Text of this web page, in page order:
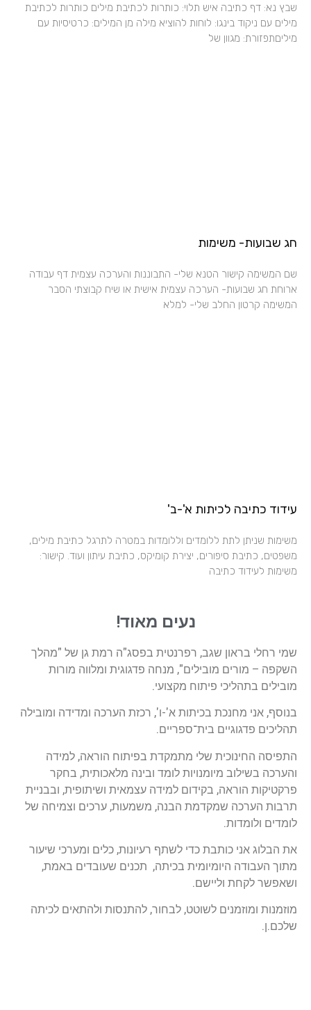
שבץ נא: דף כתיבה איש תלוי: כותרות לכתיבת מילים כותרות לכתיבת
מילים עם ניקוד בינגו: לוחות להוציא מילה מן המילים: כרטיסיות עם
מיליםתפזורת: מגוון של
חג שבועות- משימות
שם המשימה קישור הטנא שלי- התבוננות והערכה עצמית דף עבודה
ארוחת חג שבועות- הערכה עצמית אישית או שיח קבוצתי הסבר
המשימה קרטון החלב שלי- למלא
עידוד כתיבה לכיתות א'-ב'
משימות שניתן לתת ללומדים וללומדות במטרה לתרגל כתיבת מילים,
משפטים, כתיבת סיפורים, יצירת קומיקס, כתיבת עיתון ועוד. קישור:
משימות לעידוד כתיבה
נעים מאוד!
שמי רחלי בראון שגב, רפרנטית בפסג"ה רמת גן של "מהלך
השקפה – מורים מובילים", מנחה פדגוגית ומלווה מורות
מובילים בתהליכי פיתוח מקצועי.
בנוסף, אני מחנכת בכיתות א'-ו', רכזת הערכה ומדידה ומובילה
תהליכים פדגוגיים בית־ספריים.
התפיסה החינוכית שלי מתמקדת בפיתוח הוראה, למידה
והערכה בשילוב מיומנויות לומד ובינה מלאכותית, בחקר
פרקטיקות הוראה, בקידום למידה עצמאית ושיתופית, ובבניית
תרבות הערכה שמקדמת הבנה, משמעות, ערכים וצמיחה של
לומדים ולומדות.
את הבלוג אני כותבת כדי לשתף רעיונות, כלים ומערכי שיעור
מתוך העבודה היומיומית בכיתה, תכנים שעובדים באמת,
ושאפשר לקחת וליישם.
מוזמנות ומוזמנים לשוטט, לבחור, להתנסות ולהתאים לכיתה
שלכם.ן.